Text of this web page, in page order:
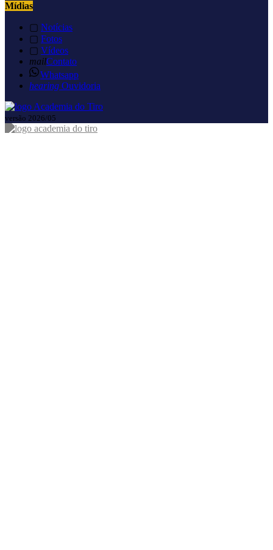
Mídias
▢ Notícias
▢ Fotos
▢ Vídeos
mailContato
Whatsapp
hearing Ouvidoria
versão 2026/05